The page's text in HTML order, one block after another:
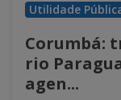
Utilidade
Corumbá:
rio
agen...